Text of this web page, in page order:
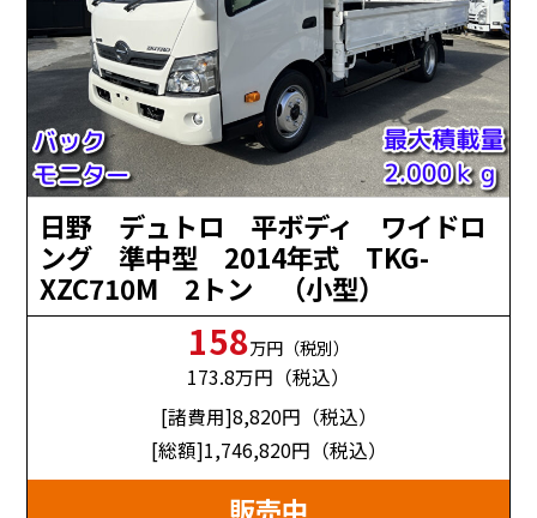
日野 デュトロ 平ボディ ワイドロ
ング 準中型 2014年式 TKG-
XZC710M 2トン （小型）
158万円（税別）
173.8万円（税込）
[諸費用]8,820円（税込）
[総額]1,746,820円（税込）
販売中